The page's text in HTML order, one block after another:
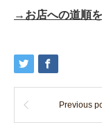
→お店への道順
Previous